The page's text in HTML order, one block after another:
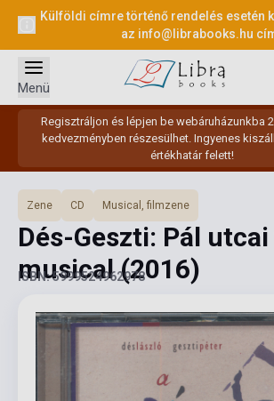
Külföldi címre történő rendelés esetén
az info@librabooks.hu
Regisztráljon és lépjen be webáruházunkba
kedvezményben részesülhet. Ingyenes
értékhatár felett!
Menü
Zene CD Musical, filmzene
Dés-Geszti: Pál
musical(2016)
ISBN: 5999524962978